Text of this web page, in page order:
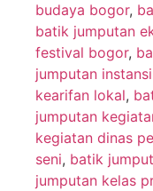
budaya bogor,
batik jumputan
festival bogor,
jumputan
kearifan lokal,
jumputan
kegiatan dinas
seni, batik
jumputan kelas